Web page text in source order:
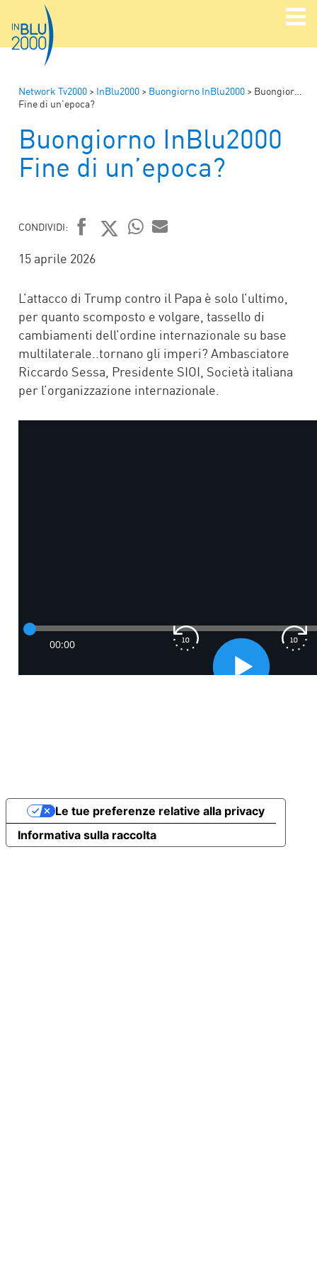
Network Tv2000 > InBlu2000 > Buongiorno InBlu2000 > Buongiorno InBlu2000
Fine di un’epoca?
Buongiorno InBlu2000
Fine di un’epoca?
CONDIVIDI:
FACEBOOK
TWITTER
15 aprile 2026
L’attacco di Trump contro il Papa è solo l’ultimo,
per quanto scomposto e volgare, tassello di
cambiamenti dell’ordine internazionale su base
multilaterale..tornano gli imperi? Ambasciatore
Riccardo Sessa, Presidente SIOI, Società italiana
per l’organizzazione internazionale.
Informativa sulla raccolta
Le tue preferenze relative alla privacy